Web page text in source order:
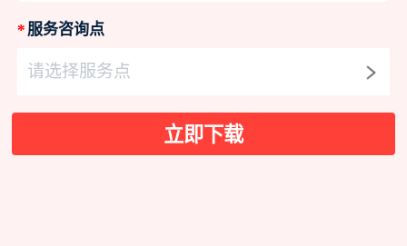
* 服务咨询点
请选择服务点
立即下载